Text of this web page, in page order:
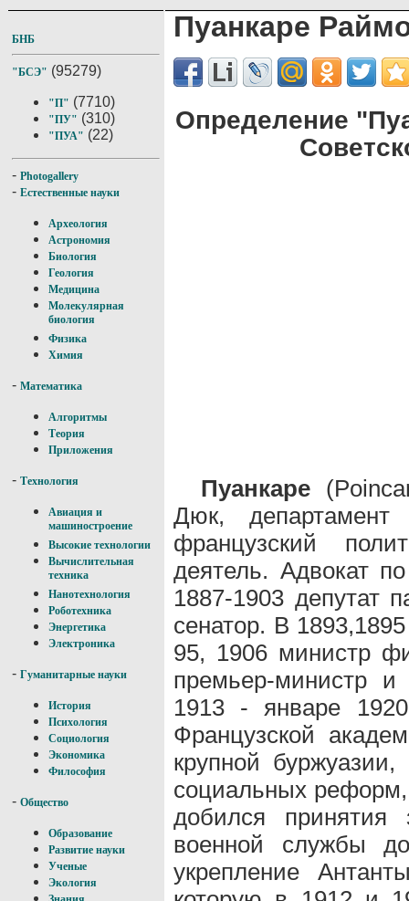
БНБ
"БСЭ" (95279)
"П" (7710)
"ПУ" (310)
"ПУА" (22)
- Photogallery
- Естественные науки
Археология
Астрономия
Биология
Геология
Медицина
Молекулярная
биология
Физика
Химия
- Математика
Алгоритмы
Теория
Приложения
- Технология
Авиация и
машиностроение
Высокие технологии
Вычислительная
техника
Нанотехнология
Роботехника
Энергетика
Электроника
- Гуманитарные науки
История
Психология
Социология
Экономика
Философия
- Общество
Образование
Развитие науки
Ученые
Экология
Пуанкаре
Определение
Пуанкаре
Дюк,
французский
деятель. Адвокат
1887-1903 депутат
сенатор. В
95, 1906 министр
премьер-министр
1913 - январе
Французской
крупной
социальных реформ,
добился принятия
военной службы
укрепление